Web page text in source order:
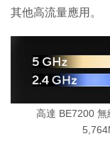
其他高流量應用。
高達 BE7200